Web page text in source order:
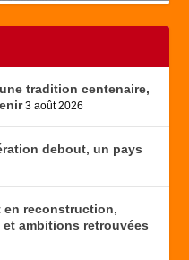
tradition centenaire,
3 août 2026
debout, un pays
en reconstruction,
ambitions retrouvées